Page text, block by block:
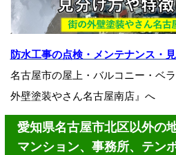
防水工事の点検・メンテナンス・
名古屋市の屋上・バルコニー・ベ
外壁塗装やさん名古屋南店』へ
愛知県名古屋市北区以外の
マンション、事務所、テン